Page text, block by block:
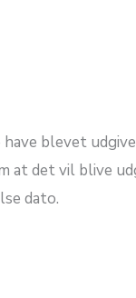
blevet
at det vil blive
dato.